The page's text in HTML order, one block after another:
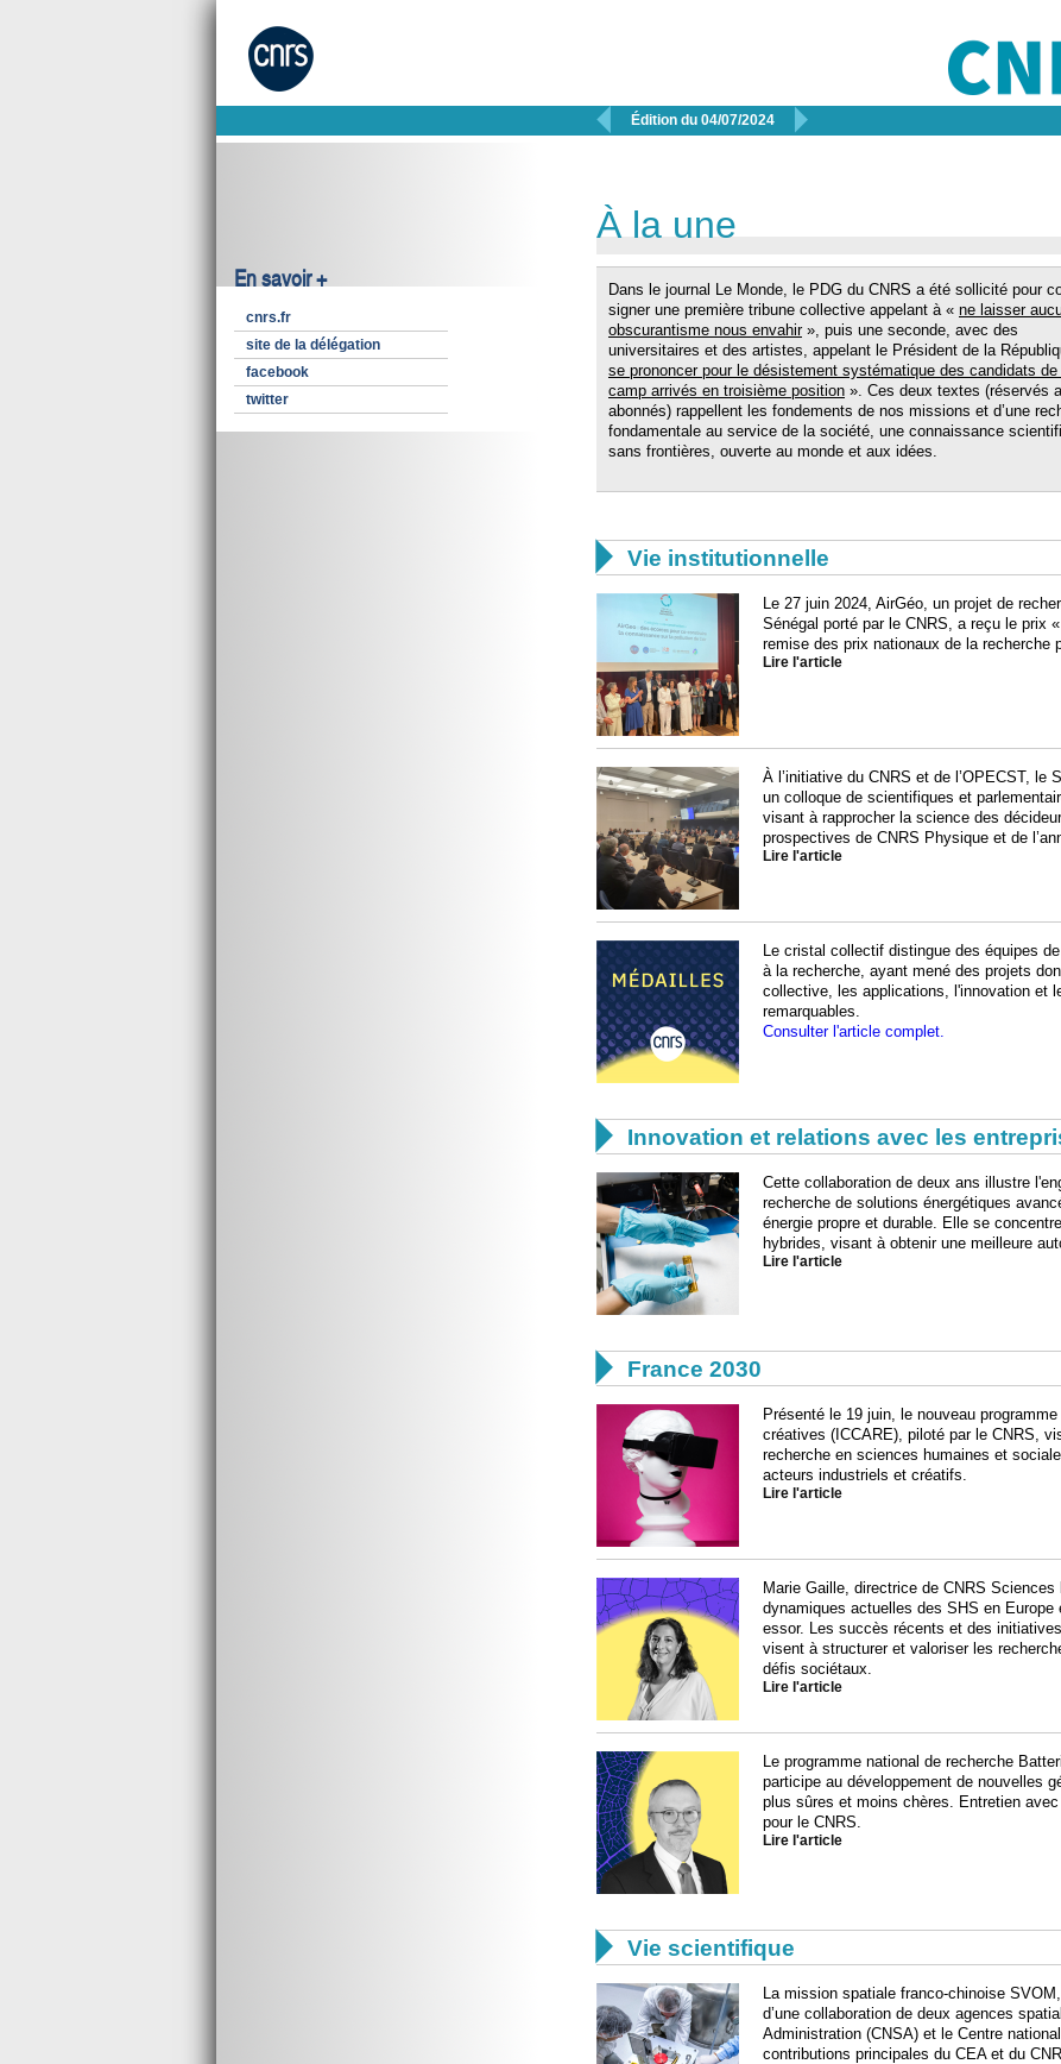
 Édition du 04/07/2024 
En savoir +
cnrs.fr
site de la délégation
facebook
twitter
À la une
Dans le journal Le Monde, le PDG du CNRS a été sollicité pour
signer une première tribune collective appelant à « ne laisser
obscurantisme nous envahir», puis une seconde, avec des
universitaires et des artistes, appelant le Président de la
se prononcer pour le désistement systématique des candidats de
camp arrivés en troisième position ». Ces deux textes (réservés
abonnés) rappellent les fondements de nos missions et d’une
fondamentale au service de la société, une connaissance
sans frontières, ouverte au monde et aux idées.
 Vie institutionnelle
Le 27 juin 2024, AirGéo, un projet de
Sénégal porté par le CNRS, a reçu le prix
remise des prix nationaux de la recherche
Lire l'article
À l’initiative du CNRS et de l’OPECST,
un colloque de scientifiques et
visant à rapprocher la science des
prospectives de CNRS Physique et de
Lire l'article
​​​Le cristal collectif distingue des équipes
à la recherche, ayant mené des projets
collective, les applications, l'innovation et
remarquables.
Consulter l'article complet.
 Innovation et relations avec les
Cette collaboration de deux ans illustre
recherche de solutions énergétiques
énergie propre et durable. Elle se
hybrides, visant à obtenir une meilleure
Lire l'article
 France 2030
Présenté le 19 juin, le nouveau
créatives (ICCARE), piloté par le CNRS,
recherche en sciences humaines et
acteurs industriels et créatifs.
Lire l'article
Marie Gaille, directrice de CNRS
dynamiques actuelles des SHS en
essor. Les succès récents et des
visent à structurer et valoriser les
défis sociétaux.
Lire l'article
Le programme national de recherche
participe au développement de nouvelles
plus sûres et moins chères. Entretien
pour le CNRS.
Lire l'article
 Vie scientifique
La mission spatiale franco-chinoise
d’une collaboration de deux agences
Administration (CNSA) et le Centre
contributions principales du CEA et du